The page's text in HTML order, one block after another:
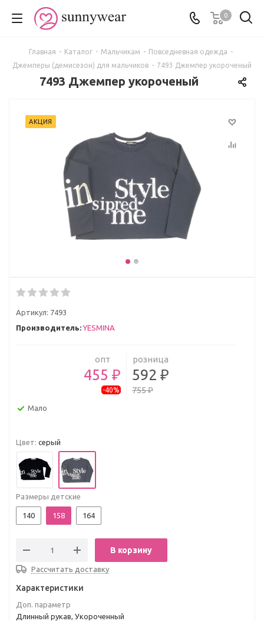
0
Главная - Каталог - Мальчикам - Повседневная одежда -
Джемперы (демисезон) для мальчиков - 7493 Джемпер укороченый
7493 Джемпер укороченый
АКЦИЯ
Артикул: 7493
Производитель: YESMINA
опт
455 ₽
-40%
розница
592 ₽
755 ₽
Мало
Цвет: серый
Размеры детские
140 158 164
В корзину
Рассчитать доставку
Характеристики
Доп. параметр
Длинный рукав, Укороченный